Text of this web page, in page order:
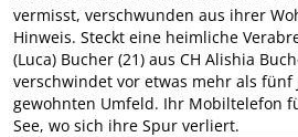
vermisst, verschwunden aus ihrer
Hinweis. Steckt eine heimliche
(Luca) Bucher (21) aus CH Alishia
verschwindet vor etwas mehr als fünf
gewohnten Umfeld. Ihr Mobiltelefon
See, wo sich ihre Spur verliert.